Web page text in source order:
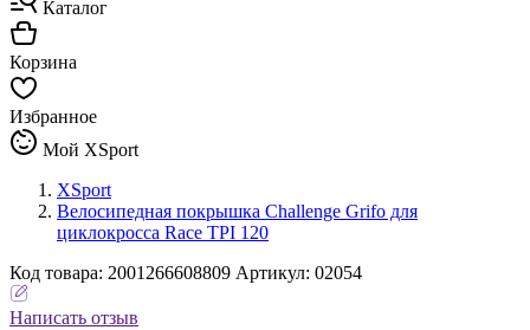
Каталог
Корзина
Избранное
Мой XSport
XSport
Велосипедная покрышка Challenge Grifo для
циклокросса Race TPI 120
Код товара: 2001266608809 Артикул: 02054
Написать отзыв